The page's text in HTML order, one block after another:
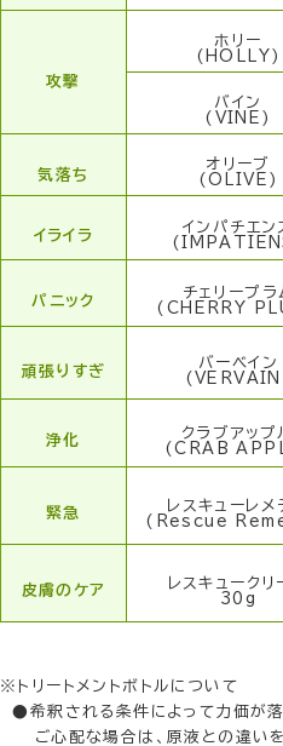
攻撃
ホリー
(HOLLY)
バイン
(VINE)
気落ち
オリーブ
(OLIVE)
イライラ
インパチエン
パニック
チェリープラ
(CHERRY
頑張りすぎ
バーベイン
浄化
クラブアップ
(CRAB
緊急
レスキューレメ
(Rescue
皮膚のケア
レスキュークリ
30g
※トリートメントボトルについて
●希釈される条件によって力価が落
ご心配な場合は、原液との違いを